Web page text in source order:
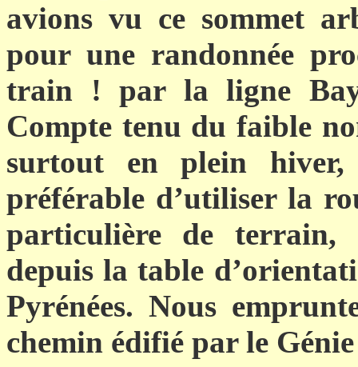
avions vu ce sommet
pour une randonnée
train ! par la ligne
Compte tenu du faible
surtout en plein hiver,
préférable d’utiliser la
particulière de terrain,
depuis la table
Pyrénées. Nous
chemin édifié par le